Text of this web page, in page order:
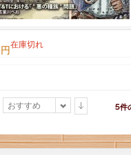
在庫切れ
おすすめ 5件